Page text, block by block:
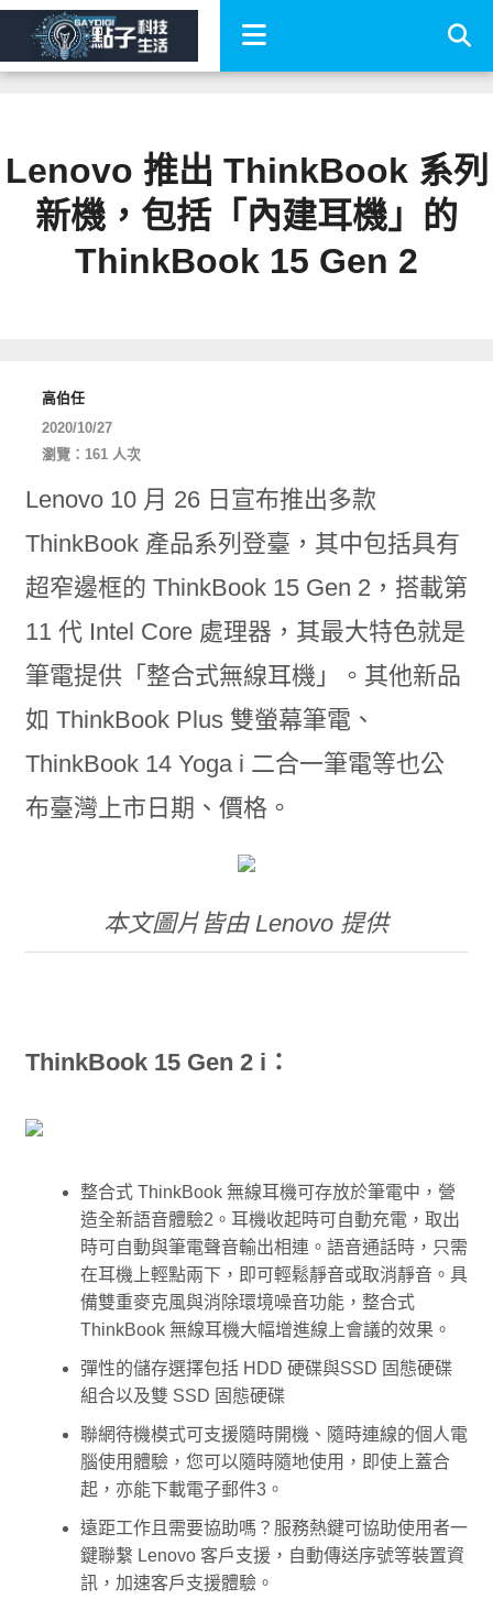
Lenovo 推出 ThinkBook 系列
新機，包括「內建耳機」的
ThinkBook 15 Gen 2
高伯任
2020/10/27
瀏覽：161 人次
Lenovo 10 月 26 日宣布推出多款
ThinkBook 產品系列登臺，其中包括具有
超窄邊框的 ThinkBook 15 Gen 2，搭載第
11 代 Intel Core 處理器，其最大特色就是
筆電提供「整合式無線耳機」。其他新品
如 ThinkBook Plus 雙螢幕筆電、
ThinkBook 14 Yoga i 二合一筆電等也公
布臺灣上市日期、價格。
本文圖片皆由 Lenovo 提供
ThinkBook 15 Gen 2 i：
整合式 ThinkBook 無線耳機可存放於筆電中，營
造全新語音體驗2。耳機收起時可自動充電，取出
時可自動與筆電聲音輸出相連。語音通話時，只需
在耳機上輕點兩下，即可輕鬆靜音或取消靜音。具
備雙重麥克風與消除環境噪音功能，整合式
ThinkBook 無線耳機大幅增進線上會議的效果。
彈性的儲存選擇包括 HDD 硬碟與SSD 固態硬碟
組合以及雙 SSD 固態硬碟
聯網待機模式可支援隨時開機、隨時連線的個人電
腦使用體驗，您可以隨時隨地使用，即使上蓋合
起，亦能下載電子郵件3。
遠距工作且需要協助嗎？服務熱鍵可協助使用者一
鍵聯繫 Lenovo 客戶支援，自動傳送序號等裝置資
訊，加速客戶支援體驗。